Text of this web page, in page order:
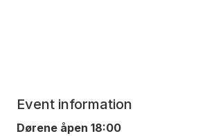
Event information
Dørene åpen 18:00